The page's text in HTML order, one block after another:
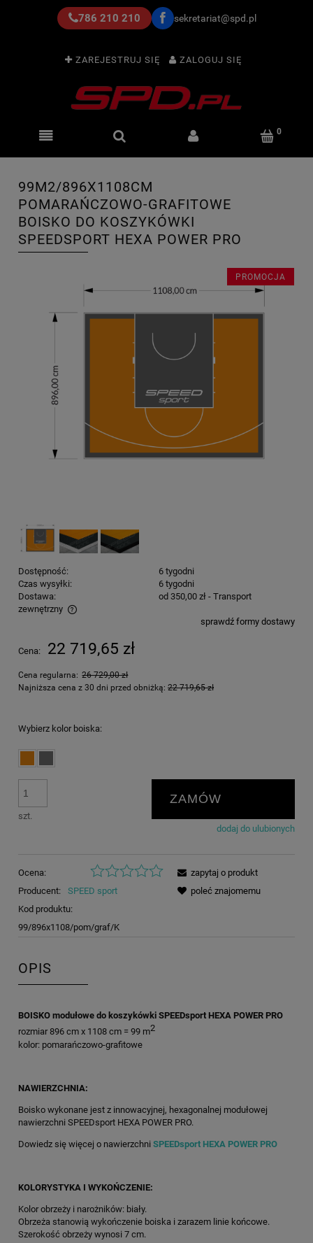
786 210 210 sekretariat@spd.pl
ZAREJESTRUJ SIĘ ZALOGUJ SIĘ
99M2/896X1108CM
POMARAŃCZOWO-GRAFITOWE
BOISKO DO KOSZYKÓWKI
SPEEDSPORT HEXA POWER PRO
PROMOCJA
Dostępność:
6 tygodni
Czas wysyłki:
6 tygodni
Dostawa:
od 350,00 zł - Transport
zewnętrzny
Cena nie zawiera ewentualnych kosztów płatnościsprawdź formy dostawy
Cena: 22 719,65 zł
Cena regularna: 26 729,00 zł
Najniższa cena z 30 dni przed obniżką: 22 719,65 zł
Wybierz kolor boiska:
szt.
ZAMÓW
dodaj do ulubionych
Ocena:
Producent:
SPEED sport
Kod produktu:
99/896x1108/pom/graf/K
zapytaj o produkt
poleć znajomemu
OPIS
BOISKO modułowe do koszykówki SPEEDsport HEXA POWER PRO
rozmiar 896 cm x 1108 cm = 99 m2
kolor: pomarańczowo-grafitowe
NAWIERZCHNIA:
Boisko wykonane jest z innowacyjnej, hexagonalnej modułowej
nawierzchni SPEEDsport HEXA POWER PRO.
Dowiedz się więcej o nawierzchni SPEEDsport HEXA POWER PRO
KOLORYSTYKA I WYKOŃCZENIE:
Kolor obrzeży i narożników: biały.
Obrzeża stanowią wykończenie boiska i zarazem linie końcowe.
Szerokość obrzeży wynosi 7 cm.